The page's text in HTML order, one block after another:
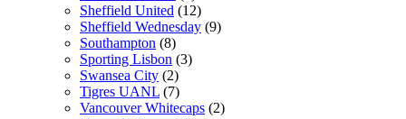
Sheffield United (12)
Sheffield Wednesday (9)
Southampton (8)
Sporting Lisbon (3)
Swansea City (2)
Tigres UANL (7)
Vancouver Whitecaps (2)